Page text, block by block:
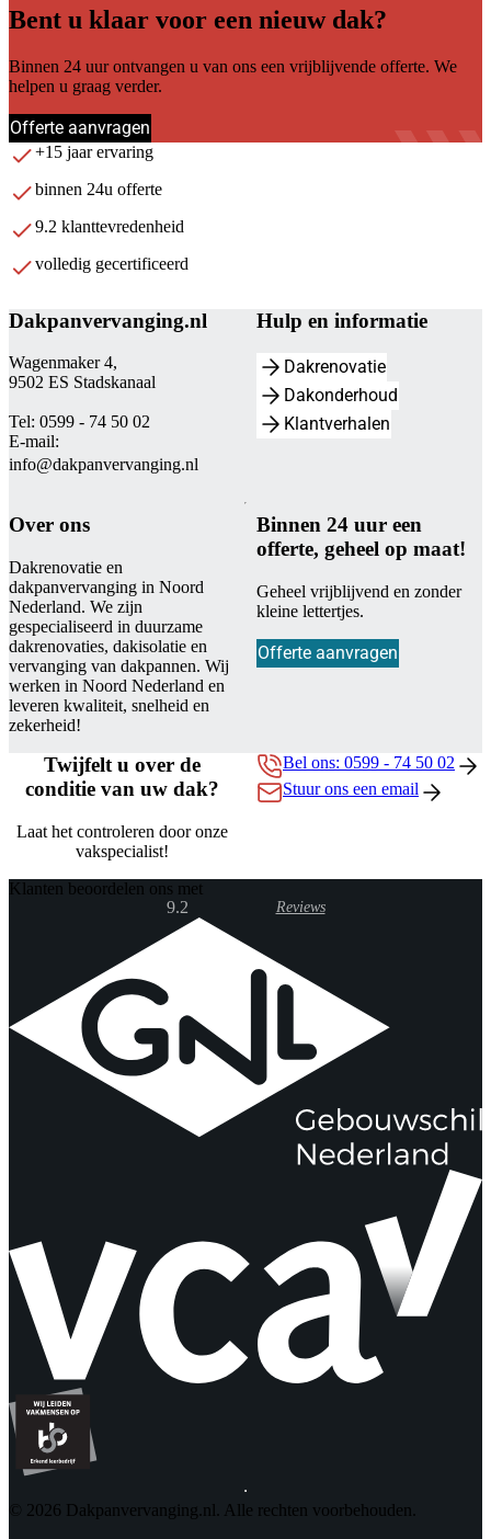
Bent u klaar voor een nieuw dak?
Binnen 24 uur ontvangen u van ons een vrijblijvende offerte. We
helpen u graag verder.
Offerte aanvragen
+15 jaar ervaring
binnen 24u offerte
9.2 klanttevredenheid
volledig gecertificeerd
Dakpanvervanging.nl
Wagenmaker 4,
9502 ES Stadskanaal
Tel: 0599 - 74 50 02
E-mail:
info@dakpanvervanging.nl
Hulp en informatie
Dakrenovatie
Dakonderhoud
Klantverhalen
Over ons
Dakrenovatie en
dakpanvervanging in Noord
Nederland. We zijn
gespecialiseerd in duurzame
dakrenovaties, dakisolatie en
vervanging van dakpannen. Wij
werken in Noord Nederland en
leveren kwaliteit, snelheid en
zekerheid!
Binnen 24 uur een
offerte, geheel op maat!
Geheel vrijblijvend en zonder
kleine lettertjes.
Offerte aanvragen
Twijfelt u over de
conditie van uw dak?
Laat het controleren door onze
vakspecialist!
Bel ons: 0599 - 74 50 02
Stuur ons een email
Klanten beoordelen ons met
9.2
Reviews
© 2026 Dakpanvervanging.nl. Alle rechten voorbehouden.